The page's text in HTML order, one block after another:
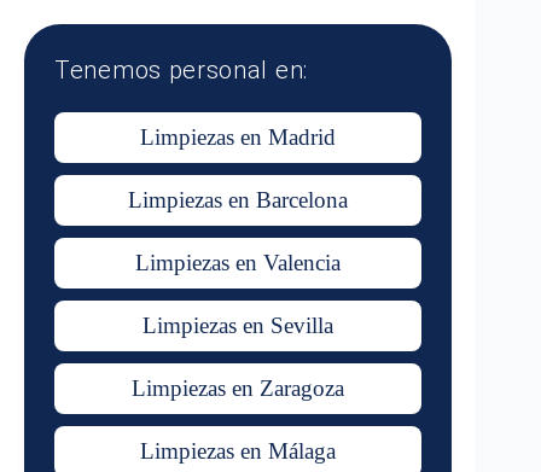
Tenemos personal en:
Limpiezas en Madrid
Limpiezas en Barcelona
Limpiezas en Valencia
Limpiezas en Sevilla
Limpiezas en Zaragoza
Limpiezas en Málaga